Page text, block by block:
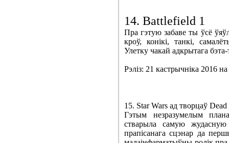
14. Battlefield 1
Пра гэтую забаве ты ўсё
кроў, конікі, танкі,
Улетку чакай адкрытага бэта-
Рэліз: 21 кастрычніка 2016
15. Star Wars ад творцаў
Гэтым незразумелым
стварыла самую
прапісанага сцэнар да